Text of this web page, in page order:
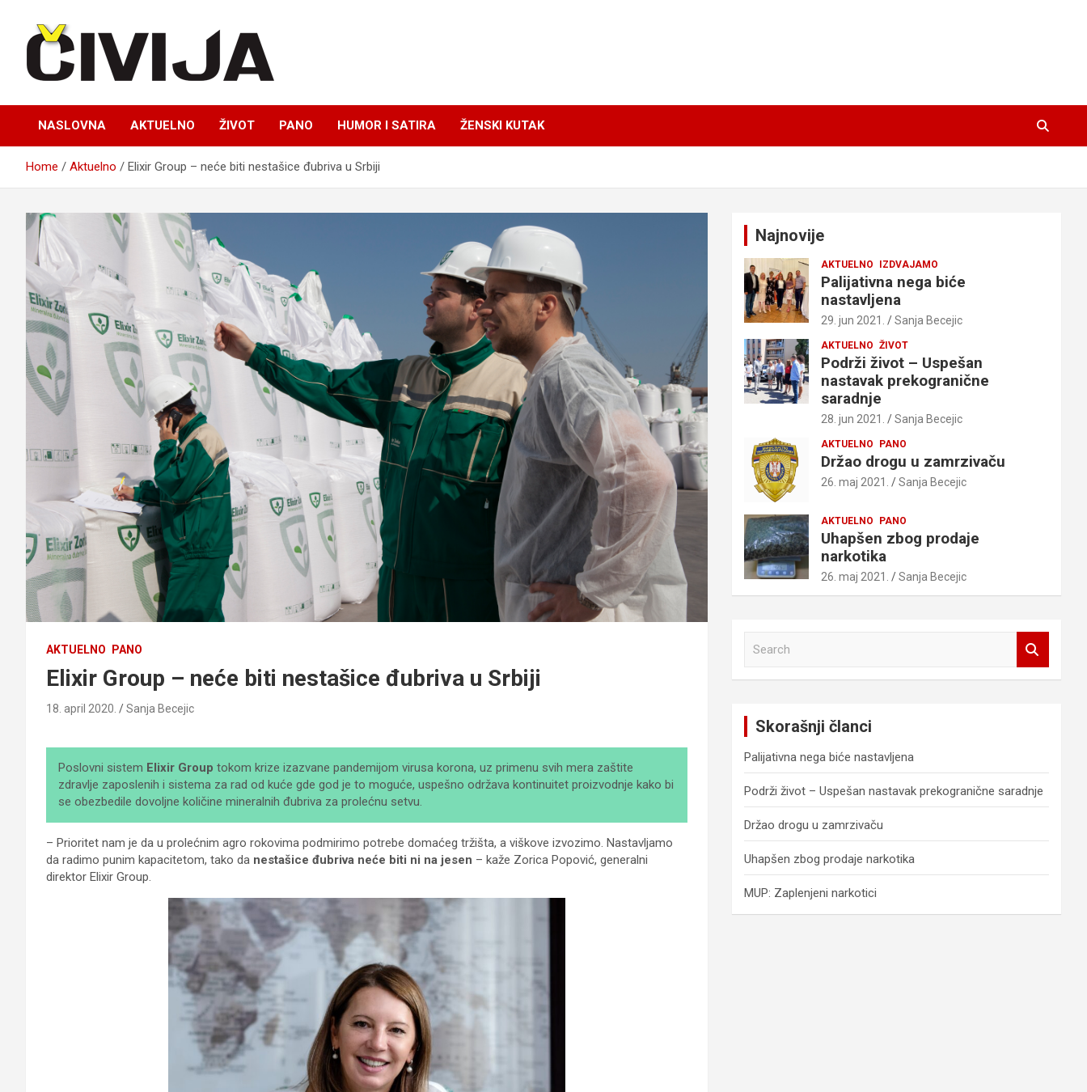
content
Čivija online
NASLOVNA AKTUELNO ŽIVOT PANO HUMOR I SATIRA ŽENSKI KUTAK
Home Aktuelno Elixir Group – neće biti nestašice đubriva u Srbiji
AKTUELNO PANO
Elixir Group – neće biti nestašice đubriva u Srbiji
18. april 2020. Sanja Becejic
Poslovni sistem Elixir Group tokom krize izazvane pandemijom virusa korona, uz primenu svih mera zaštite
zdravlje zaposlenih i sistema za rad od kuće gde god je to moguće, uspešno održava kontinuitet proizvodnje kako bi
se obezbedile dovoljne količine mineralnih đubriva za prolećnu setvu.
– Prioritet nam je da u prolećnim agro rokovima podmirimo potrebe domaćeg tržišta, a viškove izvozimo. Nastavljamo
da radimo punim kapacitetom, tako da nestašice đubriva neće biti ni na jesen – kaže Zorica Popović, generalni
direktor Elixir Group.
Najnovije
AKTUELNO IZDVAJAMO
Palijativna nega biće
nastavljena
29. jun 2021. Sanja Becejic
AKTUELNO ŽIVOT
Podrži život – Uspešan
nastavak prekogranične
saradnje
28. jun 2021. Sanja Becejic
AKTUELNO PANO
Držao drogu u zamrzivaču
26. maj 2021. Sanja Becejic
AKTUELNO PANO
Uhapšen zbog prodaje
narkotika
26. maj 2021. Sanja Becejic
Skorašnji članci
Palijativna nega biće nastavljena
Podrži život – Uspešan nastavak prekogranične saradnje
Držao drogu u zamrzivaču
Uhapšen zbog prodaje narkotika
MUP: Zaplenjeni narkotici